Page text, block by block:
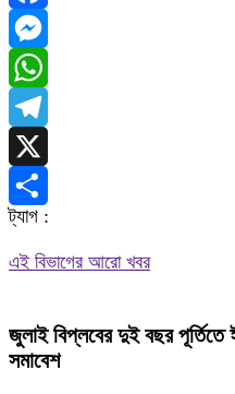
Facebook
Messenger
WhatsApp
Telegram
X
Share
ট্যাগ :
এই বিভাগের আরো খবর
জুলাই বিপ্লবের দুই বছর পূর্তিতে
সমাবেশ